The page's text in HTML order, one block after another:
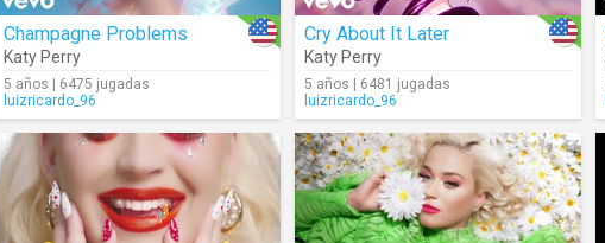
Champagne Problems
Katy Perry
5 años | 6475 jugadas
luizricardo_96
Cry About It Later
Katy Perry
5 años | 6481 jugadas
luizricardo_96